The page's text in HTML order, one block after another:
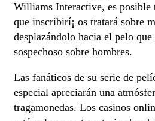
Williams Interactive, es posible
que inscribirí¡ os tratará sobre
desplazándolo hacia el pelo
sospechoso sobre hombres.
Las fanáticos de su serie de
especial apreciarán una
tragamonedas. Los casinos